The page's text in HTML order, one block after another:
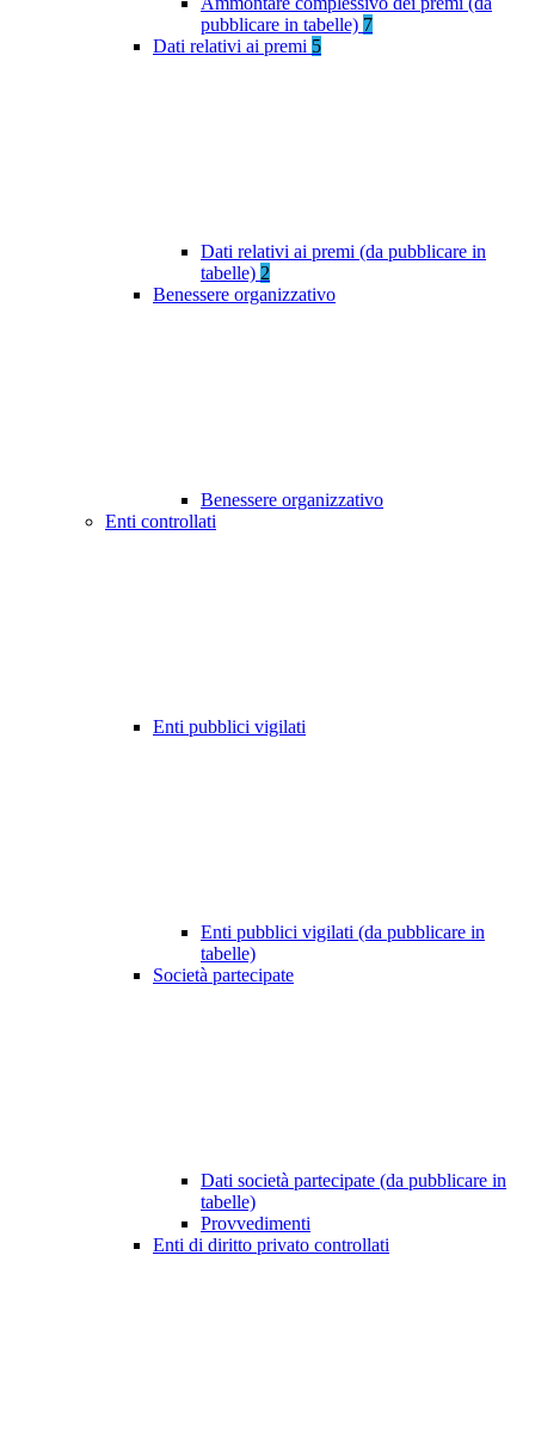
pubblicare in tabelle) 7
Dati relativi ai premi 5
Dati relativi ai premi (da pubblicare in
tabelle) 2
Benessere organizzativo
Benessere organizzativo
Enti controllati
Enti pubblici vigilati
Enti pubblici vigilati (da pubblicare in
tabelle)
Società partecipate
Dati società partecipate (da pubblicare in
tabelle)
Provvedimenti
Enti di diritto privato controllati